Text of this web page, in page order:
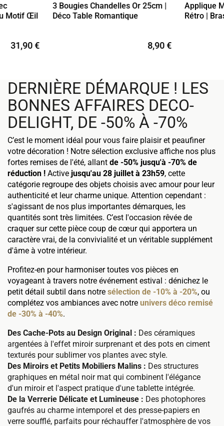
Motif Œil
31,90 €
3 Bougies Chandelles Or 25cm |
Déco Table Romantique
8,90 €
Applique
Rétro |
DERNIÈRE DÉMARQUE ! LES
BONNES AFFAIRES DECO-
DELIGHT, DE -50% À -70%
C’est le moment idéal pour vous faire plaisir et peaufiner
votre décoration ! Notre sélection exclusive affiche nos plus
fortes remises de l'été, allant de -50% jusqu'à -70% de
réduction ! Active jusqu'au 28 juillet à 23h59, cette
catégorie regroupe des objets choisis avec amour pour leur
authenticité et leur charme unique. Attention cependant :
s'agissant de nos plus importantes démarques, les
quantités sont très limitées. C’est l'occasion rêvée de
craquer sur cette pièce coup de cœur qui apportera un
caractère vrai, de la convivialité et un véritable supplément
d'âme à votre intérieur.
Profitez-en pour harmoniser toutes vos pièces en
voyageant à travers notre événement estival : dénichez le
petit détail subtil dans notre sélection de -10% à -20%, ou
complétez vos ambiances avec notre univers déco remisé
de -30% à -40%.
Des Cache-Pots au Design Original : Des céramiques
argentées à l'effet miroir surprenant et des pots en ciment
texturés pour sublimer vos plantes avec style.
Des Miroirs et Petits Mobiliers Malins : Des structures
graphiques en métal noir mat qui combinent l'élégance
d'un miroir et l'aspect pratique d'une tablette intégrée.
De la Verrerie Délicate et Lumineuse : Des photophores
gaufrés au charme intemporel et des presse-papiers en
verre soufflé, parfaits pour réchauffer l'atmosphère de vos